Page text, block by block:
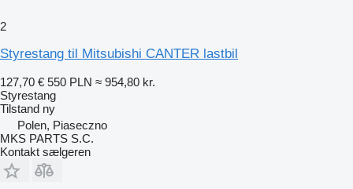
2
Styrestang til Mitsubishi CANTER lastbil
127,70 € 550 PLN ≈ 954,80 kr.
Styrestang
Tilstand ny
Polen, Piaseczno
MKS PARTS S.C.
Kontakt sælgeren